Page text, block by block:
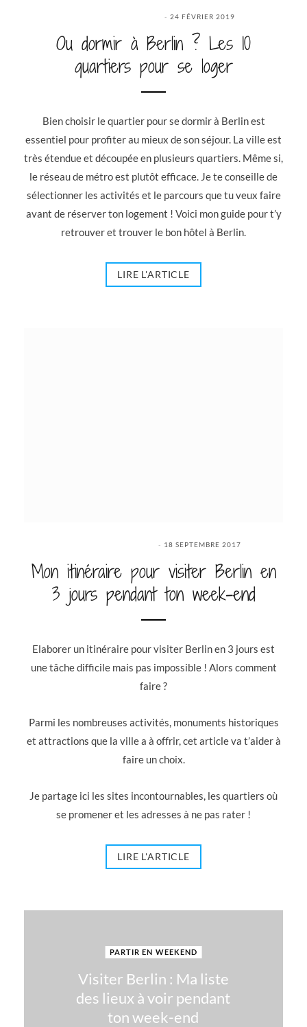
24 FÉVRIER 2019
Ou dormir à Berlin ? Les 10
quartiers pour se loger
Bien choisir le quartier pour se dormir à Berlin est
essentiel pour profiter au mieux de son séjour. La ville est
très étendue et découpée en plusieurs quartiers. Même si,
le réseau de métro est plutôt efficace. Je te conseille de
sélectionner les activités et le parcours que tu veux faire
avant de réserver ton logement ! Voici mon guide pour t’y
retrouver et trouver le bon hôtel à Berlin.
LIRE L'ARTICLE
18 SEPTEMBRE 2017
Mon itinéraire pour visiter Berlin en
3 jours pendant ton week-end
Elaborer un itinéraire pour visiter Berlin en 3 jours est
une tâche difficile mais pas impossible ! Alors comment
faire ?
Parmi les nombreuses activités, monuments historiques
et attractions que la ville a à offrir, cet article va t’aider à
faire un choix.
Je partage ici les sites incontournables, les quartiers où
se promener et les adresses à ne pas rater !
LIRE L'ARTICLE
PARTIR EN WEEKEND
Visiter Berlin : Ma liste
des lieux à voir pendant
ton week-end